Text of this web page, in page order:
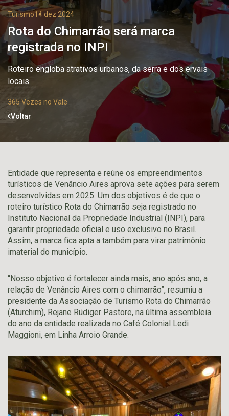
Turismo14 dez 2024
Rota do Chimarrão será marca
registrada no INPI
Roteiro engloba atrativos urbanos, da serra e dos ervais
locais
365 Vezes no Vale
Voltar
Entidade que representa e reúne os empreendimentos
turísticos de Venâncio Aires aprova sete ações para serem
desenvolvidas em 2025. Um dos objetivos é de que o
roteiro turístico Rota do Chimarrão seja registrado no
Instituto Nacional da Propriedade Industrial (INPI), para
garantir propriedade oficial e uso exclusivo no Brasil.
Assim, a marca fica apta a também para virar patrimônio
imaterial do município.
“Nosso objetivo é fortalecer ainda mais, ano após ano, a
relação de Venâncio Aires com o chimarrão”, resumiu a
presidente da Associação de Turismo Rota do Chimarrão
(Aturchim), Rejane Rüdiger Pastore, na última assembleia
do ano da entidade realizada no Café Colonial Ledi
Maggioni, em Linha Arroio Grande.